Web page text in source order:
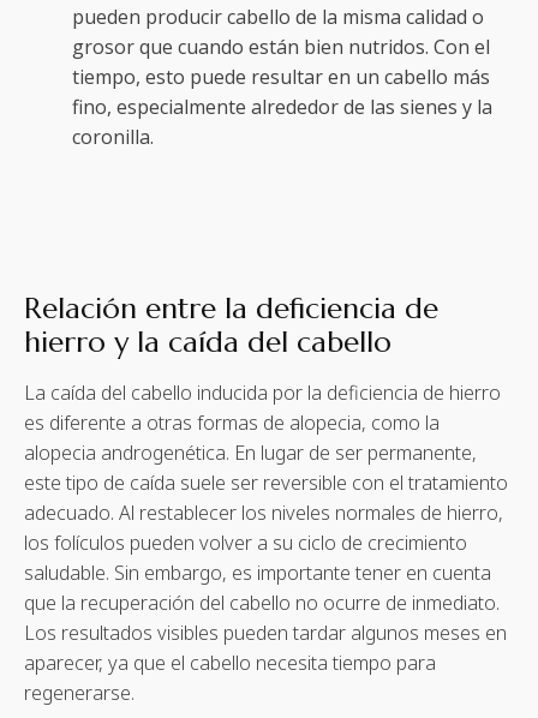
pueden producir cabello de la misma calidad o
grosor que cuando están bien nutridos. Con el
tiempo, esto puede resultar en un cabello más
fino, especialmente alrededor de las sienes y la
coronilla.
Relación entre la deficiencia de
hierro y la caída del cabello
La caída del cabello inducida por la deficiencia de hierro
es diferente a otras formas de alopecia, como la
alopecia androgenética. En lugar de ser permanente,
este tipo de caída suele ser reversible con el tratamiento
adecuado. Al restablecer los niveles normales de hierro,
los folículos pueden volver a su ciclo de crecimiento
saludable. Sin embargo, es importante tener en cuenta
que la recuperación del cabello no ocurre de inmediato.
Los resultados visibles pueden tardar algunos meses en
aparecer, ya que el cabello necesita tiempo para
regenerarse.